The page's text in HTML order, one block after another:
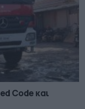
Code και